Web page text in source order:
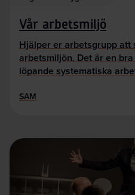
Vår arbetsmiljö
Hjälper er arbetsgrupp att
arbetsmiljön. Det är en
löpande systematiska
SAM